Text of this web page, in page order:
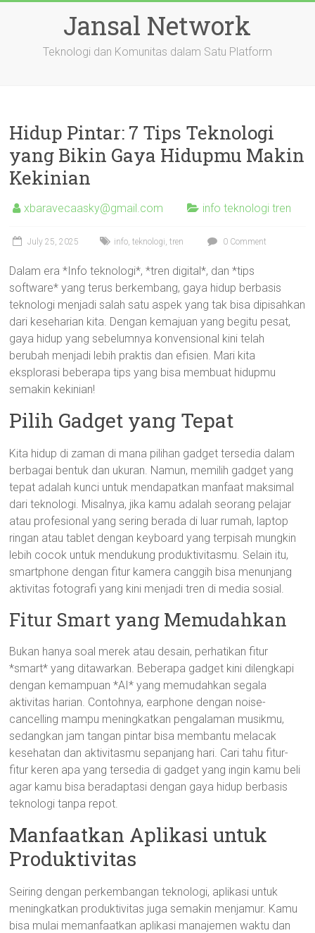
Jansal Network
Teknologi dan Komunitas dalam Satu Platform
Hidup Pintar: 7 Tips Teknologi
yang Bikin Gaya Hidupmu Makin
Kekinian
xbaravecaasky@gmail.com info teknologi tren
July 25, 2025 info,teknologi,tren 0 Comment
Dalam era *Info teknologi*, *tren digital*, dan *tips
software* yang terus berkembang, gaya hidup berbasis
teknologi menjadi salah satu aspek yang tak bisa dipisahkan
dari keseharian kita. Dengan kemajuan yang begitu pesat,
gaya hidup yang sebelumnya konvensional kini telah
berubah menjadi lebih praktis dan efisien. Mari kita
eksplorasi beberapa tips yang bisa membuat hidupmu
semakin kekinian!
Pilih Gadget yang Tepat
Kita hidup di zaman di mana pilihan gadget tersedia dalam
berbagai bentuk dan ukuran. Namun, memilih gadget yang
tepat adalah kunci untuk mendapatkan manfaat maksimal
dari teknologi. Misalnya, jika kamu adalah seorang pelajar
atau profesional yang sering berada di luar rumah, laptop
ringan atau tablet dengan keyboard yang terpisah mungkin
lebih cocok untuk mendukung produktivitasmu. Selain itu,
smartphone dengan fitur kamera canggih bisa menunjang
aktivitas fotografi yang kini menjadi tren di media sosial.
Fitur Smart yang Memudahkan
Bukan hanya soal merek atau desain, perhatikan fitur
*smart* yang ditawarkan. Beberapa gadget kini dilengkapi
dengan kemampuan *AI* yang memudahkan segala
aktivitas harian. Contohnya, earphone dengan noise-
cancelling mampu meningkatkan pengalaman musikmu,
sedangkan jam tangan pintar bisa membantu melacak
kesehatan dan aktivitasmu sepanjang hari. Cari tahu fitur-
fitur keren apa yang tersedia di gadget yang ingin kamu beli
agar kamu bisa beradaptasi dengan gaya hidup berbasis
teknologi tanpa repot.
Manfaatkan Aplikasi untuk
Produktivitas
Seiring dengan perkembangan teknologi, aplikasi untuk
meningkatkan produktivitas juga semakin menjamur. Kamu
bisa mulai memanfaatkan aplikasi manajemen waktu dan